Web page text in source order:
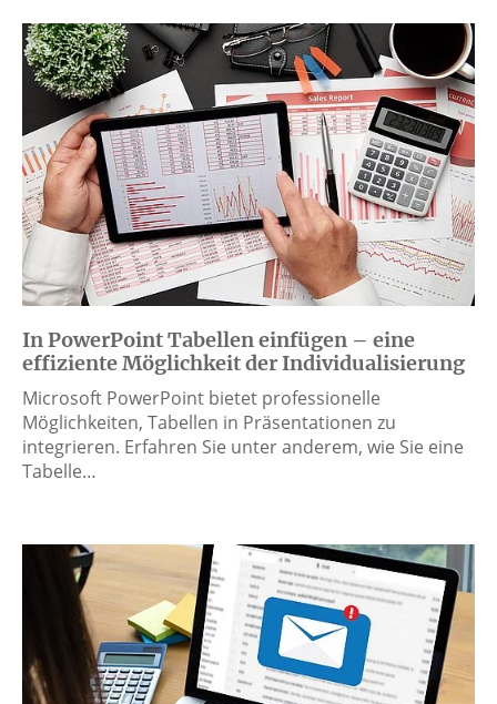
In PowerPoint Tabellen einfügen – eine
effiziente Möglichkeit der Individualisierung
Microsoft PowerPoint bietet professionelle
Möglichkeiten, Tabellen in Präsentationen zu
integrieren. Erfahren Sie unter anderem, wie Sie eine
Tabelle…